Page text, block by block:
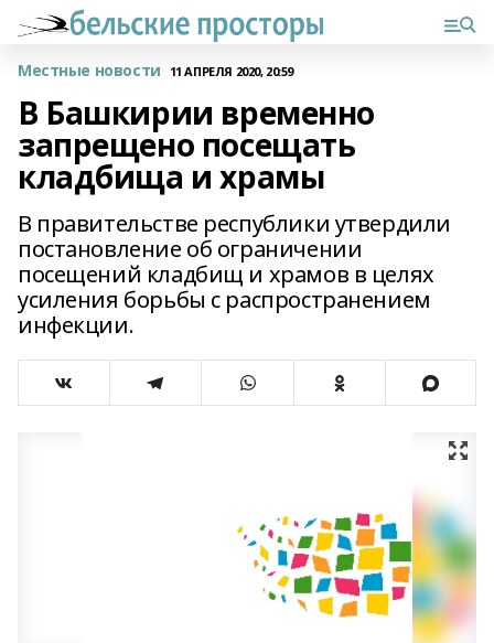
Местные новости 11 АПРЕЛЯ 2020, 20:59
В Башкирии временно
запрещено посещать
кладбища и храмы
В правительстве республики утвердили
постановление об ограничении
посещений кладбищ и храмов в целях
усиления борьбы с распространением
инфекции.